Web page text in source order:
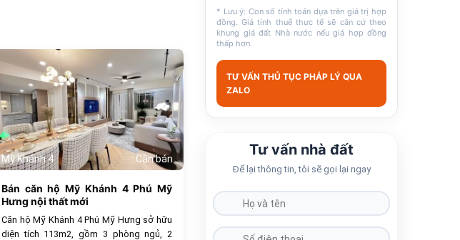
Mỹ Khánh 4 Cần bán
685
Bán căn hộ Mỹ Khánh 4 Phú Mỹ
Hưng nội thất mới
Căn hộ Mỹ Khánh 4 Phú Mỹ Hưng sở hữu
diện tích 113m2, gồm 3 phòng ngủ, 2
* Lưu ý: Con số tính toán dựa trên giá trị hợp
đồng. Giá tính thuế thực tế sẽ căn cứ theo
khung giá đất Nhà nước nếu giá hợp đồng
thấp hơn.
TƯ VẤN THỦ TỤC PHÁP LÝ QUA
ZALO
Tư vấn nhà đất
Để lại thông tin, tôi sẽ gọi lại ngay